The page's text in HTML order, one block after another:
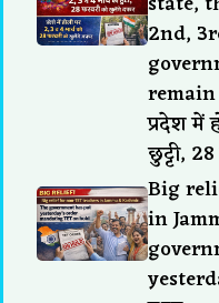
2nd,
प्रदेश में
छुट्टी,
Big
in